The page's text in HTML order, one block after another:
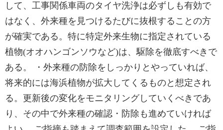
して、工事関係車両のタイヤ洗浄は必ずしも有効で
はなく、外来種を見つけるたびに抜根することの方
が確実である。特に特定外来生物に指定されている
植物(オオハンゴンソウなど)は、駆除を徹底すべきで
ある。 ・外来種の防除をしっかりとやっていれば、
将来的には海浜植物が拡大してくるものと想定され
る。更新後の変化をモニタリングしていくべきであ
り、その中で外来種の確認・防除も進めていければ